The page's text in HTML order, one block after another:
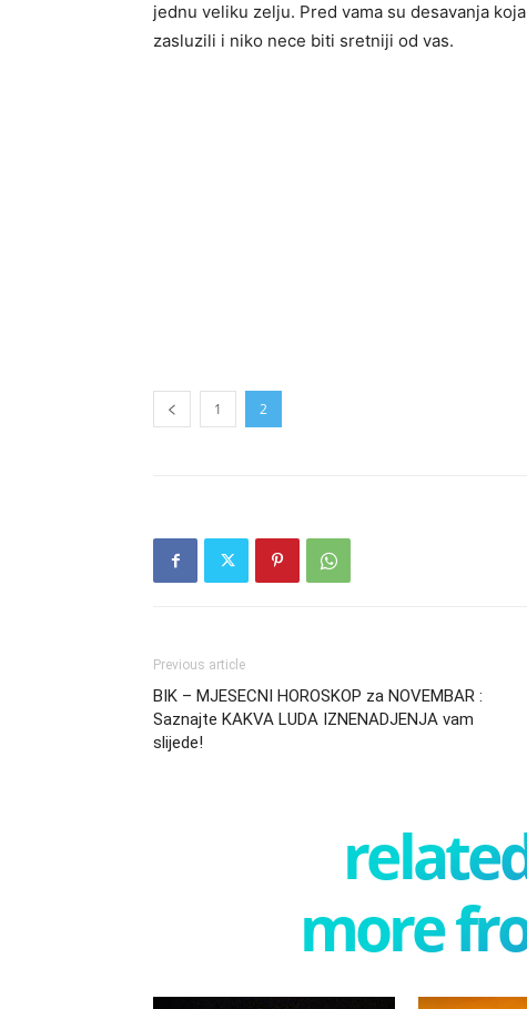
jednu veliku zelju. Pred vama su desavanja
zasluzili i niko nece biti sretniji od vas.
1 2
Previous article
BIK – MJESECNI HOROSKOP za NOVEMBAR :
Saznajte KAKVA LUDA IZNENADJENJA vam
slijede!
more